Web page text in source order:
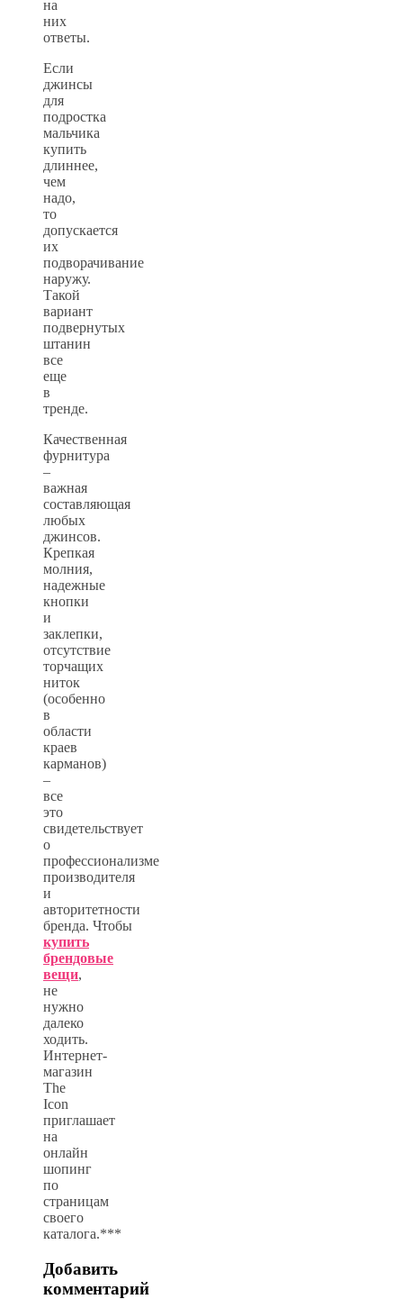
на
них
ответы.
Если
джинсы
для
подростка
мальчика
купить
длиннее,
чем
надо,
то
допускается
их
подворачивание
наружу.
Такой
вариант
подвернутых
штанин
все
еще
в
тренде.
Качественная
фурнитура
–
важная
составляющая
любых
джинсов.
Крепкая
молния,
надежные
кнопки
и
заклепки,
отсутствие
торчащих
ниток
(особенно
в
области
краев
карманов)
–
все
это
свидетельствует
о
профессионализме
производителя
и
авторитетности
бренда. Чтобы
купить
брендовые
вещи,
не
нужно
далеко
ходить.
Интернет-
магазин
The
Icon
приглашает
на
онлайн
шопинг
по
страницам
своего
каталога.***
Добавить
комментарий